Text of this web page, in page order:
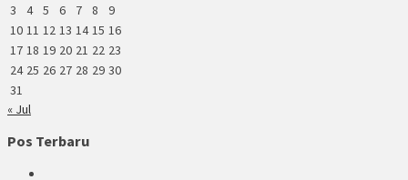
3
4 5 6 7 8
9
10 11 12 13 14 15 16
17 18 19 20 21 22 23
24 25 26 27 28 29 30
31
« Jul
Pos Terbaru